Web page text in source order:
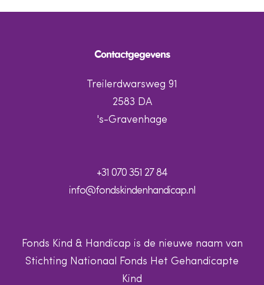
Contactgegevens
Treilerdwarsweg 91
2583 DA
's-Gravenhage
+31 070 351 27 84
info@fondskindenhandicap.nl
Fonds Kind & Handicap is de nieuwe naam van
Stichting Nationaal Fonds Het Gehandicapte
Kind